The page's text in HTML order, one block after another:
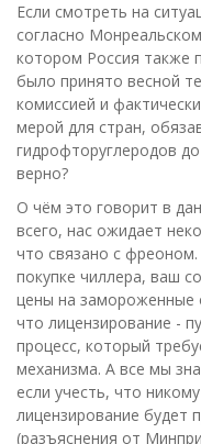
Если смотреть на
согласно
котором Россия также
было принято весной
комиссией и
мерой для стран,
гидрофторуглеродов
верно?
О чём это говорит в
всего, нас ожидает
что связано с
покупке чиллера, ваш
цены на замороженные
что лицензирование -
процесс, который
механизма. А все мы
если учесть, что
лицензирование будет
(разъяснения от